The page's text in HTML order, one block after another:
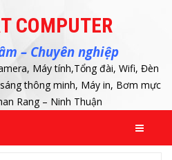
COMPUTER
– Chuyên nghiệp
Máy tính,Tổng đài, Wifi, Đèn
thông minh, Máy in, Bơm mực
Rang – Ninh Thuận